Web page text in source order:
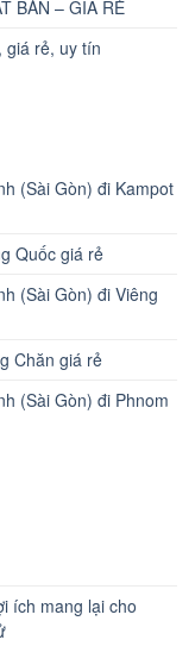
BẢN – GIÁ RẺ
giá rẻ, uy tín
(Sài Gòn) đi Kampot
Quốc giá rẻ
(Sài Gòn) đi Viêng
Chăn giá rẻ
(Sài Gòn) đi Phnom
ích mang lại cho